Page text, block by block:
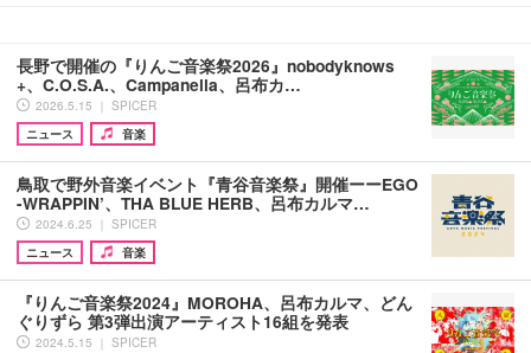
長野で開催の『りんご音楽祭2026』nobodyknows
+、C.O.S.A.、Campanella、呂布カ…
2026.5.15 ｜ SPICER
ニュース
音楽
鳥取で野外音楽イベント『青谷音楽祭』開催ーーEGO
-WRAPPIN’、THA BLUE HERB、呂布カルマ…
2024.6.25 ｜ SPICER
ニュース
音楽
『りんご音楽祭2024』MOROHA、呂布カルマ、どん
ぐりずら 第3弾出演アーティスト16組を発表
2024.5.15 ｜ SPICER